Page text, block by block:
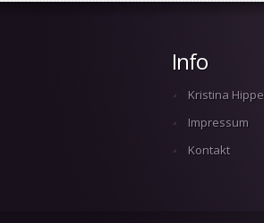
Info
Kristina Hippe
Impressum
Kontakt